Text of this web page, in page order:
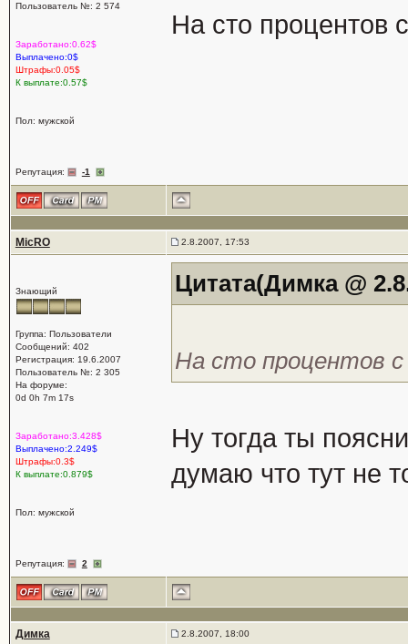
Пользователь №: 2 574
Заработано:0.62$
Выплачено:0$
Штрафы:0.05$
К выплате:0.57$
Пол: мужской
Репутация: -1
На сто процентов
MicRO 2.8.2007, 17:53
Знающий
Группа: Пользователи
Сообщений: 402
Регистрация: 19.6.2007
Пользователь №: 2 305
На форуме:
0d 0h 7m 17s
Заработано:3.428$
Выплачено:2.249$
Штрафы:0.3$
К выплате:0.879$
Пол: мужской
Репутация: 2
Цитата(Димка @
На сто процентов
Ну тогда ты
думаю что тут не
Димка 2.8.2007, 18:00